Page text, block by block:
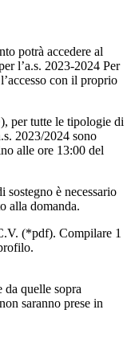
potrà accedere al
l’a.s. 2023-2024 Per
con il proprio
per tutte le tipologie di
2023/2024 sono
alle ore 13:00 del
è necessario
alla domanda.
(*pdf). Compilare 1
da quelle sopra
saranno prese in